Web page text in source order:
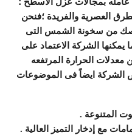
بمجالات عزل الاسطح ؛
العصرية والفريدة ؛فنحن
من سخونة الشمس التى
يمكنها الشركة الاعتماد على
معدلات الحرارة المرتفعه
الشركة ايضاً فى الموضوعات
المتنوعة .
مع إدخار التميز العالية .